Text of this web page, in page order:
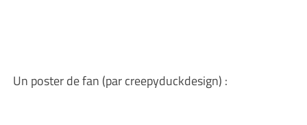
Un poster de fan (par creepyduckdesign) :